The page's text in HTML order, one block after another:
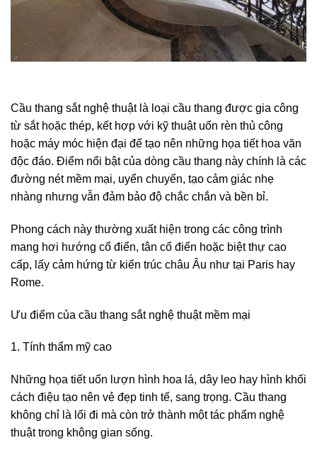
Cầu thang sắt nghệ thuật là loại cầu thang được gia công
từ sắt hoặc thép, kết hợp với kỹ thuật uốn rèn thủ công
hoặc máy móc hiện đại để tạo nên những họa tiết hoa văn
độc đáo. Điểm nổi bật của dòng cầu thang này chính là các
đường nét mềm mại, uyển chuyển, tạo cảm giác nhẹ
nhàng nhưng vẫn đảm bảo độ chắc chắn và bền bỉ.
Phong cách này thường xuất hiện trong các công trình
mang hơi hướng cổ điển, tân cổ điển hoặc biệt thự cao
cấp, lấy cảm hứng từ kiến trúc châu Âu như tại Paris hay
Rome.
Ưu điểm của cầu thang sắt nghệ thuật mềm mại
1. Tính thẩm mỹ cao
Những họa tiết uốn lượn hình hoa lá, dây leo hay hình khối
cách điệu tạo nên vẻ đẹp tinh tế, sang trọng. Cầu thang
không chỉ là lối đi mà còn trở thành một tác phẩm nghệ
thuật trong không gian sống.